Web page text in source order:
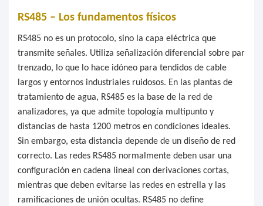
RS485 – Los fundamentos físicos
RS485 no es un protocolo, sino la capa eléctrica que
transmite señales. Utiliza señalización diferencial sobre par
trenzado, lo que lo hace idóneo para tendidos de cable
largos y entornos industriales ruidosos. En las plantas de
tratamiento de agua, RS485 es la base de la red de
analizadores, ya que admite topología multipunto y
distancias de hasta 1200 metros en condiciones ideales.
Sin embargo, esta distancia depende de un diseño de red
correcto. Las redes RS485 normalmente deben usar una
configuración en cadena lineal con derivaciones cortas,
mientras que deben evitarse las redes en estrella y las
ramificaciones de unión ocultas. RS485 no define